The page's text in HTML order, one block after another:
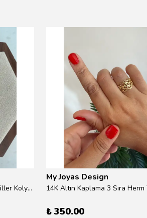
14K Altın Kaplama 21 Sedefli Şekiller Kolye 46cm
My Joyas Design
14K Altın Kaplama 3 Sıra
₺ 350.00